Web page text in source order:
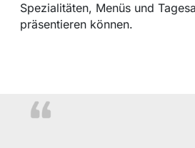
Spezialitäten, Menüs und
präsentieren können.